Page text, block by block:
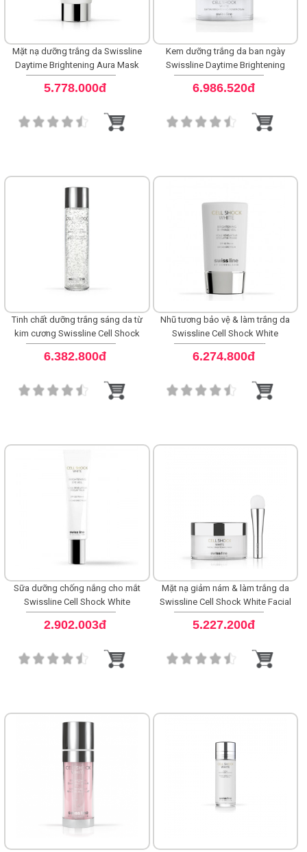
Mặt nạ dưỡng trắng da Swissline
Daytime Brightening Aura Mask
5.778.000đ
Kem dưỡng trắng da ban ngày
Swissline Daytime Brightening
Power Cream
6.986.520đ
Tinh chất dưỡng trắng sáng da từ
kim cương Swissline Cell Shock
Brightening Diamond Essence
6.382.800đ
Nhũ tương bảo vệ & làm trắng da
Swissline Cell Shock White
Brightening Bi-Phase Veil SPF
45+++
6.274.800đ
Sữa dưỡng chống nắng cho mắt
Swissline Cell Shock White
Brightening Eye Veil SPF 50+++
2.902.003đ
Mặt nạ giảm nám & làm trắng da
Swissline Cell Shock White Facial
Brightening Mask
5.227.200đ